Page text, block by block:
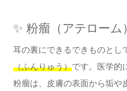
✨ 粉瘤（アテローム
耳の裏にできるできものとし
（ふんりゅう）です。医学的
粉瘤は、皮膚の表面から垢や